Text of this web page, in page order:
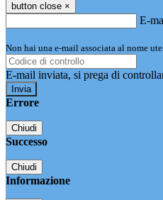
button close ×
E-
Non hai una e-mail associata al nome
E-mail inviata, si prega di
Errore
Chiudi
Successo
Chiudi
Informazione